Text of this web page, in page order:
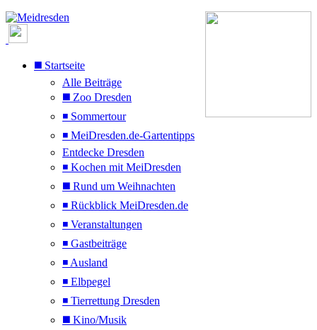
◼️ Startseite
Alle Beiträge
◼️ Zoo Dresden
◾ Sommertour
◾ MeiDresden.de-Gartentipps
Entdecke Dresden
◾ Kochen mit MeiDresden
◼️ Rund um Weihnachten
◾ Rückblick MeiDresden.de
◾ Veranstaltungen
◾ Gastbeiträge
◾ Ausland
◾ Elbpegel
◾ Tierrettung Dresden
◼️ Kino/Musik